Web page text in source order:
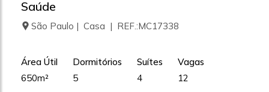
Saúde
São Paulo | Casa | REF.:MC17338
Área Útil
650m²
Dormitórios
5
Suítes
4
Vagas
12